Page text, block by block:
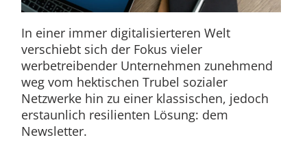
In einer immer digitalisierteren Welt
verschiebt sich der Fokus vieler
werbetreibender Unternehmen zunehmend
weg vom hektischen Trubel sozialer
Netzwerke hin zu einer klassischen, jedoch
erstaunlich resilienten Lösung: dem
Newsletter.